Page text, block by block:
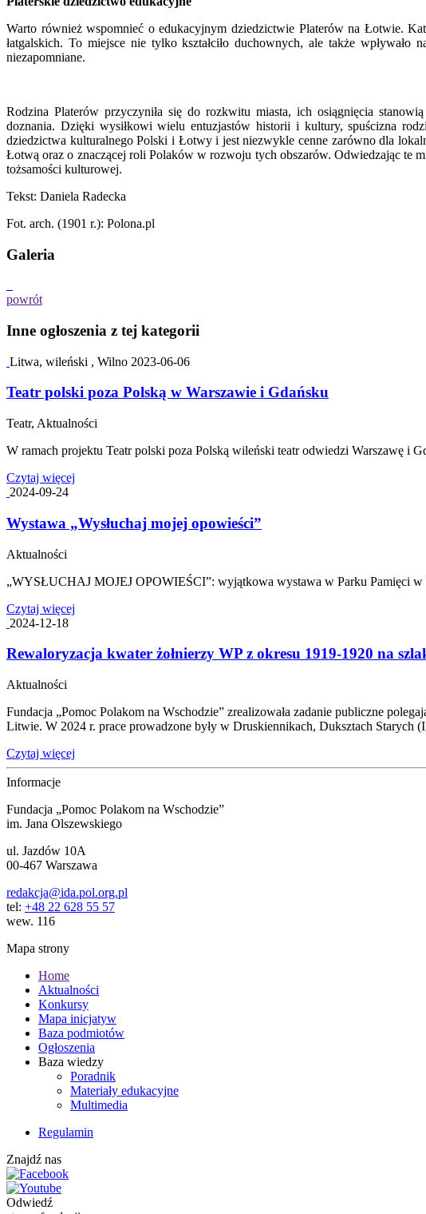
Warto również wspomnieć o edukacyjnym dziedzictwie Platerów na Łotwie.
łatgalskich. To miejsce nie tylko kształciło duchownych, ale także
niezapomniane.
Rodzina Platerów przyczyniła się do rozkwitu miasta, ich osiągnięcia
doznania. Dzięki wysiłkowi wielu entuzjastów historii i kultury, spuścizna
dziedzictwa kulturalnego Polski i Łotwy i jest niezwykle cenne zarówno dla
Łotwą oraz o znaczącej roli Polaków w rozwoju tych obszarów. Odwiedzając te
tożsamości kulturowej.
Tekst: Daniela Radecka
Fot. arch. (1901 r.): Polona.pl
Galeria
powrót
Inne ogłoszenia z tej kategorii
Litwa, wileński , Wilno 2023-06-06
Teatr polski poza Polską w Warszawie i Gdańsku
Teatr, Aktualności
W ramach projektu Teatr polski poza Polską wileński teatr odwiedzi Warszawę i
Czytaj więcej
2024-09-24
Wystawa „Wysłuchaj mojej opowieści”
Aktualności
„WYSŁUCHAJ MOJEJ OPOWIEŚCI”: wyjątkowa wystawa w Parku Pamięci w
Czytaj więcej
2024-12-18
Rewaloryzacja kwater żołnierzy WP z okresu 1919-1920 na
Aktualności
Fundacja „Pomoc Polakom na Wschodzie” zrealizowała zadanie publiczne
Litwie. W 2024 r. prace prowadzone były w Druskiennikach, Duksztach
Czytaj więcej
Informacje
Fundacja „Pomoc Polakom na Wschodzie”
im. Jana Olszewskiego
ul. Jazdów 10A
00-467 Warszawa
redakcja@ida.pol.org.pl
tel: +48 22 628 55 57
wew. 116
Mapa strony
Home
Aktualności
Konkursy
Mapa inicjatyw
Baza podmiotów
Ogłoszenia
Baza wiedzy
Poradnik
Materiały edukacyjne
Multimedia
Regulamin
Znajdź nas
Odwiedź